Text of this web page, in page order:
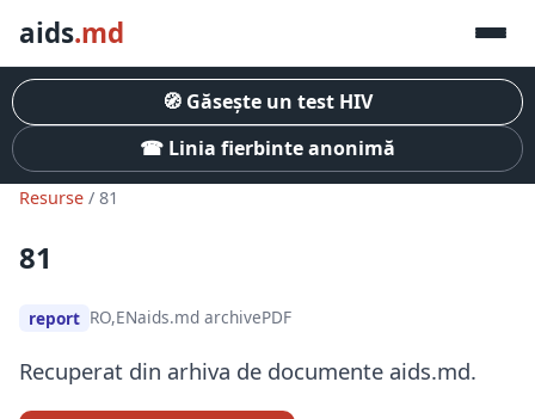
aids.md
🧭 Găsește un test HIV
☎ Linia fierbinte anonimă
Resurse / 81
81
report RO,ENaids.md archivePDF
Recuperat din arhiva de documente aids.md.